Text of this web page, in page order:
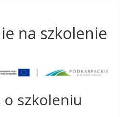
na szkolenie
szkoleniu